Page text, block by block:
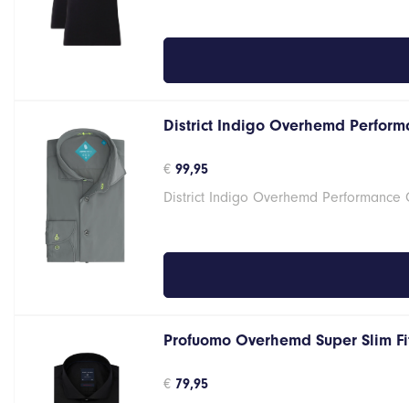
District Indigo Overhemd
€ 99,95
District Indigo Overhemd Performance
Profuomo Overhemd Super Slim
€ 79,95